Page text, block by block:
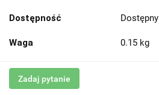
Dostępność Dostępny
Waga 0.15 kg
Zadaj pytanie